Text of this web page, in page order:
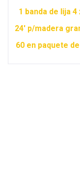
1 banda de lija 4
24′ p/madera
60 en paquete